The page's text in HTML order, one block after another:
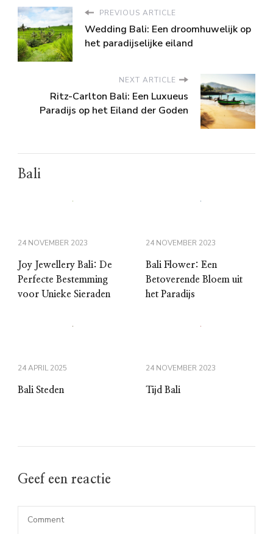
PREVIOUS ARTICLE
Wedding Bali: Een droomhuwelijk op
het paradijselijke eiland
NEXT ARTICLE
Ritz-Carlton Bali: Een Luxueus
Paradijs op het Eiland der Goden
Bali
24 NOVEMBER 2023
Joy Jewellery Bali: De
Perfecte Bestemming
voor Unieke Sieraden
24 NOVEMBER 2023
Bali Flower: Een
Betoverende Bloem uit
het Paradijs
24 APRIL 2025
Bali Steden
24 NOVEMBER 2023
Tijd Bali
Geef een reactie